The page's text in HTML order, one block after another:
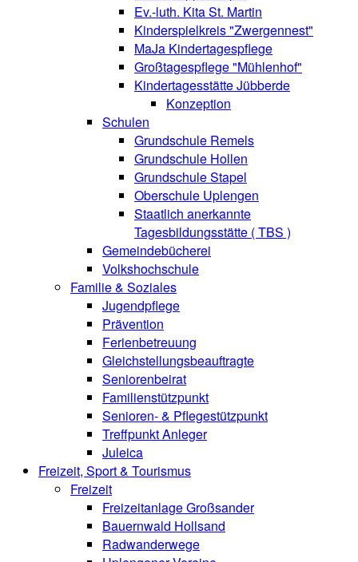
Ev.-luth. Kita St. Martin
Kinderspielkreis "Zwergennest"
MaJa Kindertagespflege
Großtagespflege "Mühlenhof"
Kindertagesstätte Jübberde
Konzeption
Schulen
Grundschule Remels
Grundschule Hollen
Grundschule Stapel
Oberschule Uplengen
Staatlich anerkannte
Tagesbildungsstätte ( TBS )
Gemeindebücherei
Volkshochschule
Familie & Soziales
Jugendpflege
Prävention
Ferienbetreuung
Gleichstellungsbeauftragte
Seniorenbeirat
Familienstützpunkt
Senioren- & Pflegestützpunkt
Treffpunkt Anleger
Juleica
Freizeit, Sport & Tourismus
Freizeit
Freizeitanlage Großsander
Bauernwald Hollsand
Radwanderwege